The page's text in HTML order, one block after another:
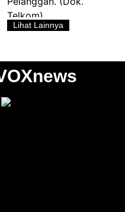
Lihat Lainnya